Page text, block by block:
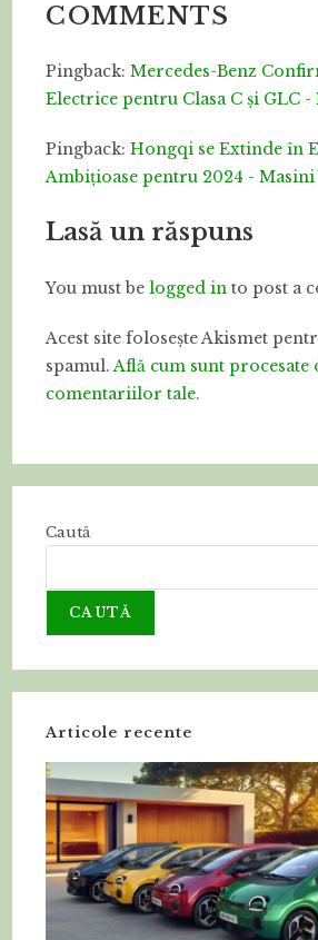
COMMENTS
Pingback:Mercedes-Benz
Electrice pentru Clasa C și GLC
Pingback:Hongqi se Extinde în
Ambițioase pentru 2024 - Masini
Lasă un răspuns
You must belogged in to post a
Acest site folosește Akismet
spamul.Află cum sunt procesate
comentariilor tale.
Caută
CAUTĂ
Articole recente